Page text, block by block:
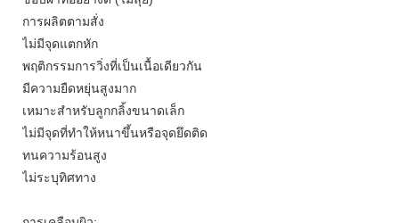
การผลิตตามสั่ง
ไม่มีจุดแตกหัก
พฤติกรรมการวิ่งที่เป็นเนื้อเดียวกัน
มีความยืดหยุ่นสูงมาก
เหมาะสำหรับลูกกลิ้งขนาดเล็ก
ไม่มีจุดที่ทำให้หนาขึ้นหรือจุดยึดติด
ทนความร้อนสูง
ไม่ระบุทิศทาง